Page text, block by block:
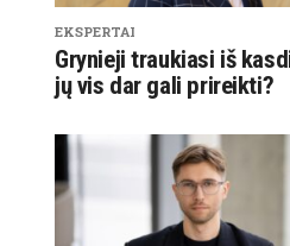
EKSPERTAI
Grynieji traukiasi iš
jų vis dar gali prireikti?